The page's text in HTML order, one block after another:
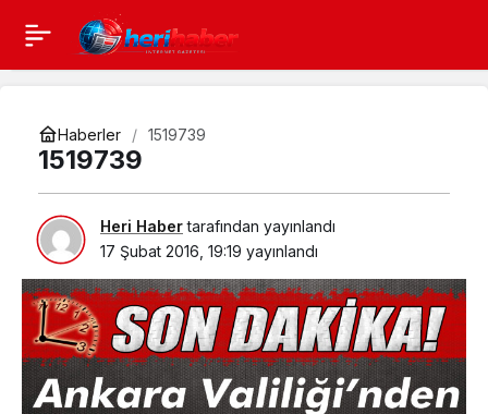
Haberler 1519739
1519739
Heri Habertarafından yayınlandı
17 Şubat 2016, 19:19 yayınlandı